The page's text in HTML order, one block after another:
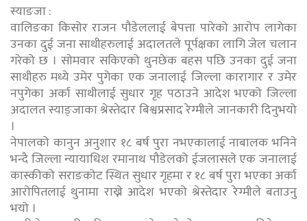
स्याङजा :
वालिङका किसोर राजन पौडेललाई बेपत्ता पारेको आरोप लागेका
उनका दुई जना साथीहरुलाई अदालतले पूर्पक्षका लागि जेल चलान
गरेको छ । साेमवार सकिएको थुनछेक बहस पछि उनका दुई जना
साथीहरु मध्ये उमेर पुगेका एक जनालाई जिल्ला कारागार र उमेर
नपुगेका अर्का साथीलाई सुधार गृह पठाउने आदेश भएको जिल्ला
अदालत स्याङ्जाका श्रेस्तेदार बिश्वप्रसाद रेग्मीले जानकारी दिनुभयो
।
नेपालको कानुन अनुशार १८ बर्ष पुरा नभएकालाई नाबालक भनिने
भन्दै जिल्ला न्यायाधिश रमानाथ पौडेलको ईजलासले एक जनालाई
कास्कीको सराङकोट स्थित सुधार गृहमा र १८ बर्ष पुरा भएका अर्का
आरोपितलाई थुनामा राख्ने आदेश भएको श्रेस्तेदार रेग्मीले बताउनु
भयो ।